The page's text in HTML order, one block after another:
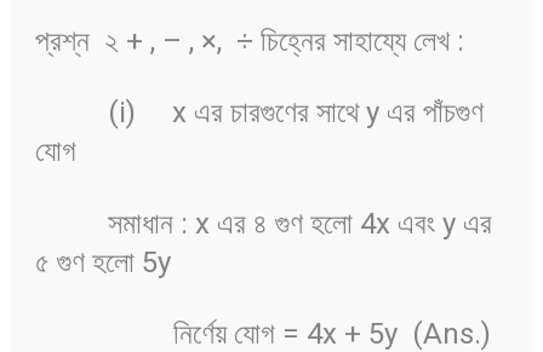
প্রশ্ন ২ + , – , ×, ÷ চিহ্নের সাহায্যে লেখ :
(i) x এর চারগুণের সাথে y এর পাঁচগুণ
যোগ
সমাধান : x এর ৪ গুণ হলো 4x এবং y এর
৫ গুণ হলো 5y
নির্ণেয় যোগ = 4x + 5y (Ans.)